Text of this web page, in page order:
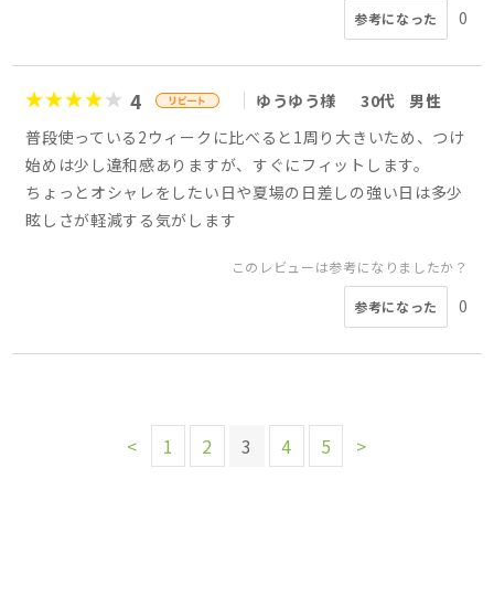
参考になった 0
4 ゆうゆう様 30代
男性
普段使っている2ウィークに比べると1周り大きいため、つけ
始めは少し違和感ありますが、すぐにフィットします。
ちょっとオシャレをしたい日や夏場の日差しの強い日は多少
眩しさが軽減する気がします
このレビューは参考になりましたか？
参考になった 0
< 1 2 3 4 5 >